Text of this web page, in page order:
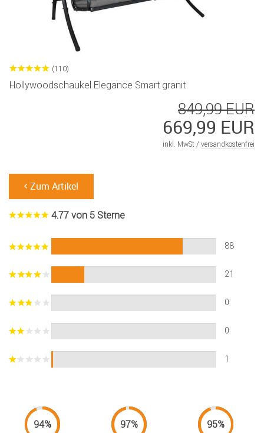
(110)
Hollywoodschaukel Elegance Smart granit
849,99 EUR
669,99 EUR
inkl. MwSt / versandkostenfrei
Zum Artikel
4.77 von 5 Sterne
88
21
0
0
1